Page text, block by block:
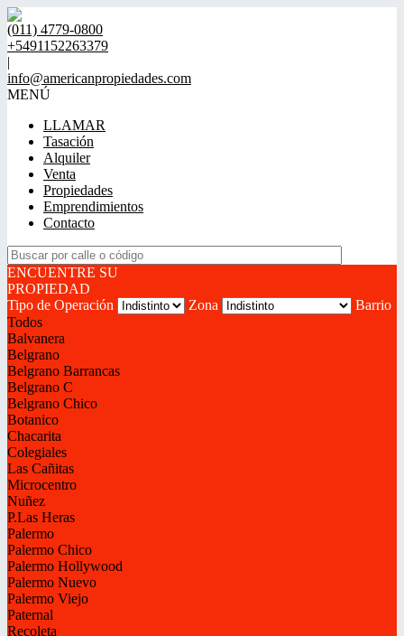
(011) 4779-0800
+5491152263379
|
info@americanpropiedades.com
MENÚ
LLAMAR
Tasación
Alquiler
Venta
Propiedades
Emprendimientos
Contacto
ENCUENTRE SU
PROPIEDAD
Tipo de Operación
Zona
Barrio
Todos
Balvanera
Belgrano
Belgrano Barrancas
Belgrano C
Belgrano Chico
Botanico
Chacarita
Colegiales
Las Cañitas
Microcentro
Nuñez
P.Las Heras
Palermo
Palermo Chico
Palermo Hollywood
Palermo Nuevo
Palermo Viejo
Paternal
Recoleta